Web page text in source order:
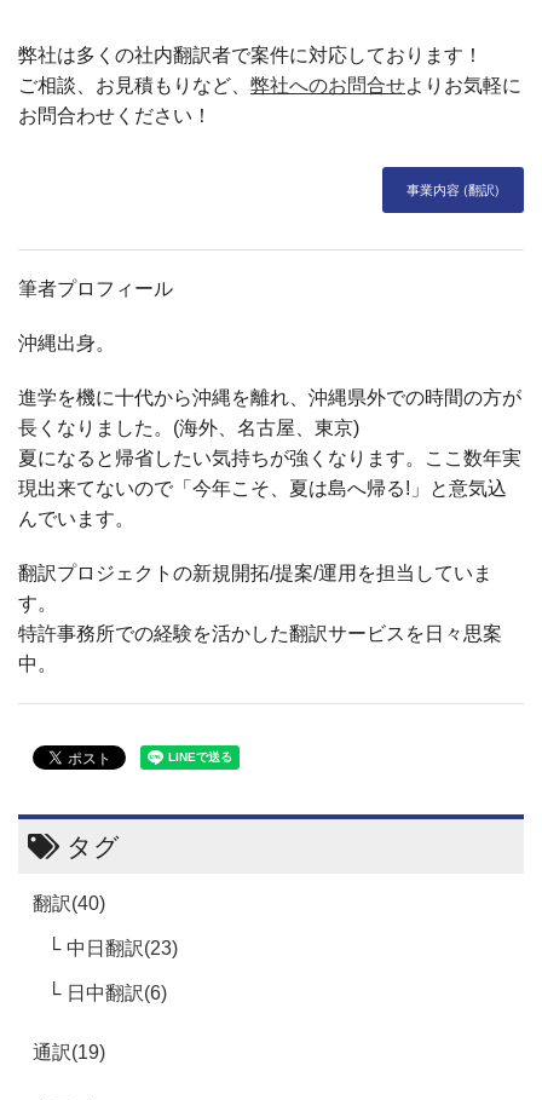
弊社は多くの社内翻訳者で案件に対応しております！
ご相談、お見積もりなど、 弊社へのお問合せよりお気軽に
お問合わせください！
事業内容 (翻訳)
筆者プロフィール
沖縄出身。
進学を機に十代から沖縄を離れ、沖縄県外での時間の方が
長くなりました。(海外、名古屋、東京)
夏になると帰省したい気持ちが強くなります。ここ数年実
現出来てないので「今年こそ、夏は島へ帰る!」と意気込
んでいます。
翻訳プロジェクトの新規開拓/提案/運用を担当していま
す。
特許事務所での経験を活かした翻訳サービスを日々思案
中。
タグ
翻訳(40)
中日翻訳(23)
日中翻訳(6)
通訳(19)